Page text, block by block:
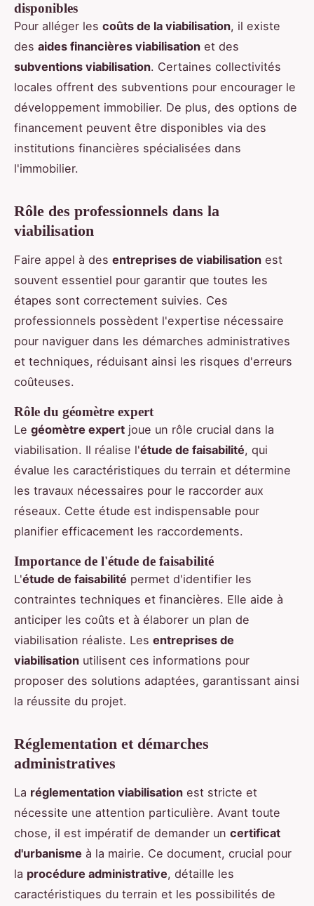
disponibles
Pour alléger les coûts de la viabilisation, il existe
des aides financières viabilisation et des
subventions viabilisation. Certaines collectivités
locales offrent des subventions pour encourager le
développement immobilier. De plus, des options de
financement peuvent être disponibles via des
institutions financières spécialisées dans
l'immobilier.
Rôle des professionnels dans la
viabilisation
Faire appel à des entreprises de viabilisation est
souvent essentiel pour garantir que toutes les
étapes sont correctement suivies. Ces
professionnels possèdent l'expertise nécessaire
pour naviguer dans les démarches administratives
et techniques, réduisant ainsi les risques d'erreurs
coûteuses.
Rôle du géomètre expert
Le géomètre expert joue un rôle crucial dans la
viabilisation. Il réalise l'étude de faisabilité, qui
évalue les caractéristiques du terrain et détermine
les travaux nécessaires pour le raccorder aux
réseaux. Cette étude est indispensable pour
planifier efficacement les raccordements.
Importance de l'étude de faisabilité
L'étude de faisabilité permet d'identifier les
contraintes techniques et financières. Elle aide à
anticiper les coûts et à élaborer un plan de
viabilisation réaliste. Les entreprises de
viabilisation utilisent ces informations pour
proposer des solutions adaptées, garantissant ainsi
la réussite du projet.
Réglementation et démarches
administratives
La réglementation viabilisation est stricte et
nécessite une attention particulière. Avant toute
chose, il est impératif de demander un certificat
d'urbanisme à la mairie. Ce document, crucial pour
la procédure administrative, détaille les
caractéristiques du terrain et les possibilités de